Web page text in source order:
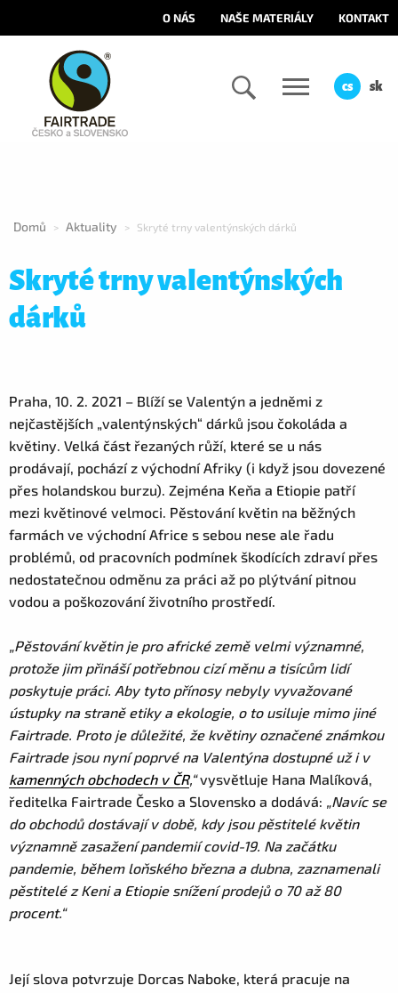
O NÁS NAŠE MATERIÁLY KONTAKT
cs sk
Domů > Aktuality > Skryté trny valentýnských dárků
Skryté trny valentýnských
dárků
Praha, 10. 2. 2021 – Blíží se Valentýn a jedněmi z
nejčastějších „valentýnských“ dárků jsou čokoláda a
květiny. Velká část řezaných růží, které se u nás
prodávají, pochází z východní Afriky (i když jsou dovezené
přes holandskou burzu). Zejména Keňa a Etiopie patří
mezi květinové velmoci. Pěstování květin na běžných
farmách ve východní Africe s sebou nese ale řadu
problémů, od pracovních podmínek škodících zdraví přes
nedostatečnou odměnu za práci až po plýtvání pitnou
vodou a poškozování životního prostředí.
„Pěstování květin je pro africké země velmi významné,
protože jim přináší potřebnou cizí měnu a tisícům lidí
poskytuje práci. Aby tyto přínosy nebyly vyvažované
ústupky na straně etiky a ekologie, o to usiluje mimo jiné
Fairtrade. Proto je důležité, že květiny označené známkou
Fairtrade jsou nyní poprvé na Valentýna dostupné už i v
kamenných obchodech v ČR,“vysvětluje Hana Malíková,
ředitelka Fairtrade Česko a Slovensko a dodává: „Navíc se
do obchodů dostávají v době, kdy jsou pěstitelé květin
významně zasažení pandemií covid-19. Na začátku
pandemie, během loňského března a dubna, zaznamenali
pěstitelé z Keni a Etiopie snížení prodejů o 70 až 80
procent.“
Její slova potvrzuje Dorcas Naboke, která pracuje na